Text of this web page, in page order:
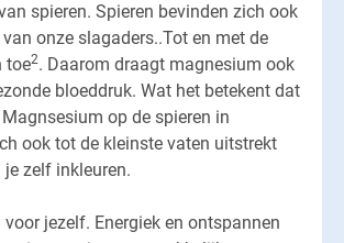
spieren. Spieren bevinden zich ook
onze slagaders..Tot en met de
toe2. Daarom draagt magnesium ook
bloeddruk. Wat het betekent dat
op de spieren in
ook tot de kleinste vaten uitstrekt
zelf inkleuren.
jezelf. Energiek en ontspannen